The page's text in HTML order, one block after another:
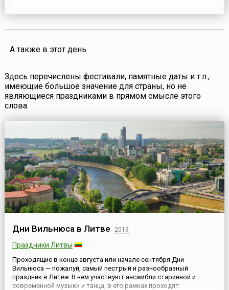
независимость Турции в 1922 году.Битва при
А также в этот день
Здесь перечислены фестивали, памятные даты и т.п.,
имеющие большое значение для страны, но не
являющиеся праздниками в прямом смысле этого
слова.
Дни Вильнюса в Литве 2019
Праздники Литвы
Проходящие в конце августа или начале сентября Дни
Вильнюса — пожалуй, самый пестрый и разнообразный
праздник в Литве. В нем участвуют ансамбли старинной и
современной музыки и танца, в его рамках проходят